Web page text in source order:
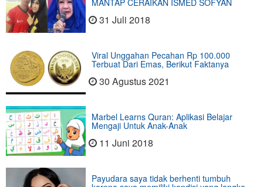
MANTAP CERAIKAN ISMED SOFYAN
31 Juli 2018
Viral Unggahan Pecahan Rp 100.000
Terbuat Dari Emas, Berikut Faktanya
30 Agustus 2021
Marbel Learns Quran: Aplikasi Belajar
Mengaji Untuk Anak-Anak
11 Juni 2018
Payudara saya tidak berhenti tumbuh